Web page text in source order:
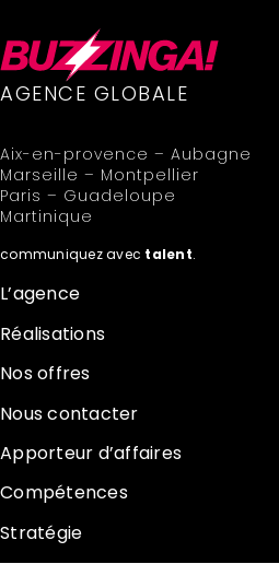
AGENCE GLOBALE
Aix-en-provence – Aubagne
Marseille – Montpellier
Paris – Guadeloupe
Martinique
communiquez avec talent.
L’agence
Réalisations
Nos offres
Nous contacter
Apporteur d’affaires
Compétences
Stratégie